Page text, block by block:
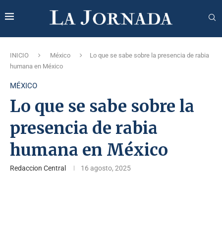
INICIO México
Lo que se sabe sobre la presencia de rabia
humana en México
MÉXICO
Lo que se sabe sobre la
presencia de rabia
humana en México
Redaccion Central 16 agosto, 2025